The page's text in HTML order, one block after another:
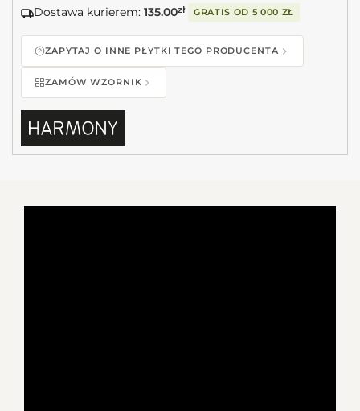
Dostawa kurierem: 135.00zł GRATIS OD 5 000 ZŁ
ZAPYTAJ O INNE PŁYTKI TEGO PRODUCENTA
ZAMÓW WZORNIK